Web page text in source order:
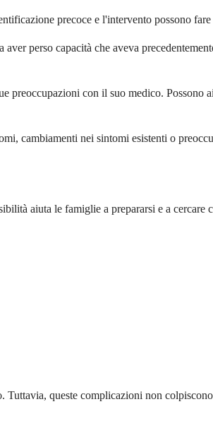
precoce e l'intervento possono
perso capacità che aveva
con il suo medico. Possono
cambiamenti nei sintomi esistenti o
aiuta le famiglie a prepararsi e a cercare
queste complicazioni non